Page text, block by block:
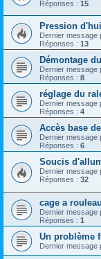
Réponses : 15
Pression
Dernier message
Réponses : 13
Démontage
Dernier message
Réponses : 8
réglage du
Dernier message
Réponses : 4
Accès base
Dernier message
Réponses : 6
Soucis
Dernier message
Réponses : 32
cage a
Dernier message
Réponses : 1
Un problème
Dernier message